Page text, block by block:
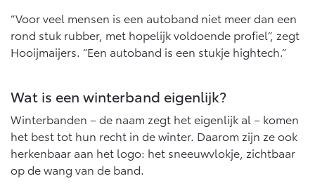
bZ4X
BATTERIJ-ELEKTRISCH
bZ4X Touring
BATTERIJ-ELEKTRISCH
MyToyota login
MyToyota App
Abonnementen
Connected check
Navigatie updates
“Voor veel mensen is een autoband niet meer dan een
rond stuk rubber, met hopelijk voldoende profiel”, zegt
Hooijmaijers. “Een autoband is een stukje hightech.”
Wat is een winterband eigenlijk?
Winterbanden – de naam zegt het eigenlijk al – komen
het best tot hun recht in de winter. Daarom zijn ze ook
herkenbaar aan het logo: het sneeuwvlokje, zichtbaar
op de wang van de band.